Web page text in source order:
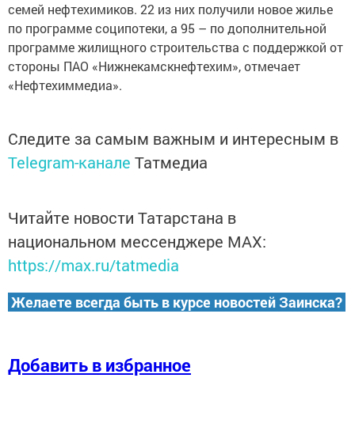
семей нефтехимиков. 22 из них получили новое жилье
по программе соципотеки, а 95 – по дополнительной
программе жилищного строительства с поддержкой от
стороны ПАО «Нижнекамскнефтехим», отмечает
«Нефтехиммедиа».
Следите за самым важным и интересным в
Telegram-канале Татмедиа
Читайте новости Татарстана в
национальном мессенджере MАХ:
https://max.ru/tatmedia
Желаете всегда быть в курсе новостей Заинска?
Добавить в избранное